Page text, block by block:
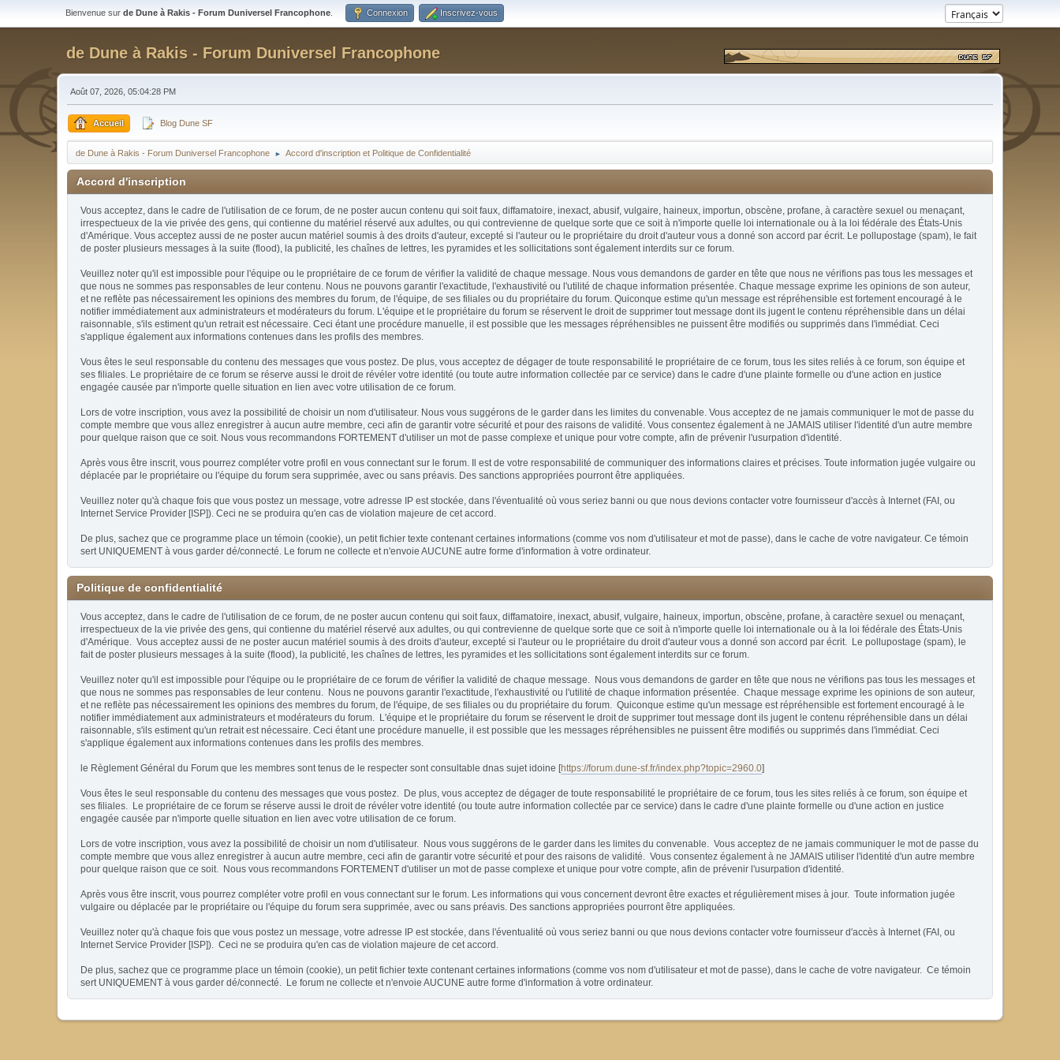
Bienvenue sur de Dune à Rakis - Forum Duniversel Francophone Connexion Inscrivez-vous
de Dune à Rakis - Forum Duniversel Francophone
Août 07, 2026, 05:04:28 PM
Accueil Blog Dune SF
de Dune à Rakis - Forum Duniversel Francophone ► Accord d'inscription et Politique de Confidentialité
Accord d'inscription
Vous acceptez, dans le cadre de l'utilisation de ce forum, de ne poster aucun contenu qui soit faux, diffamatoire, inexact, abusif, vulgaire, haineux, importun, obscène, profane, à caractère sexuel ou menaçant,
irrespectueux de la vie privée des gens, qui contienne du matériel réservé aux adultes, ou qui contrevienne de quelque sorte que ce soit à n'importe quelle loi internationale ou à la loi fédérale des États-Unis
d'Amérique. Vous acceptez aussi de ne poster aucun matériel soumis à des droits d'auteur, excepté si l'auteur ou le propriétaire du droit d'auteur vous a donné son accord par écrit. Le pollupostage (spam), le fait
de poster plusieurs messages à la suite (flood), la publicité, les chaînes de lettres, les pyramides et les sollicitations sont également interdits sur ce forum.
Veuillez noter qu'il est impossible pour l'équipe ou le propriétaire de ce forum de vérifier la validité de chaque message. Nous vous demandons de garder en tête que nous ne vérifions pas tous les messages et
que nous ne sommes pas responsables de leur contenu. Nous ne pouvons garantir l'exactitude, l'exhaustivité ou l'utilité de chaque information présentée. Chaque message exprime les opinions de son auteur,
et ne reflète pas nécessairement les opinions des membres du forum, de l'équipe, de ses filiales ou du propriétaire du forum. Quiconque estime qu'un message est répréhensible est fortement encouragé à le
notifier immédiatement aux administrateurs et modérateurs du forum. L'équipe et le propriétaire du forum se réservent le droit de supprimer tout message dont ils jugent le contenu répréhensible dans un délai
raisonnable, s'ils estiment qu'un retrait est nécessaire. Ceci étant une procédure manuelle, il est possible que les messages répréhensibles ne puissent être modifiés ou supprimés dans l'immédiat. Ceci
s'applique également aux informations contenues dans les profils des membres.
Vous êtes le seul responsable du contenu des messages que vous postez. De plus, vous acceptez de dégager de toute responsabilité le propriétaire de ce forum, tous les sites reliés à ce forum, son équipe et
ses filiales. Le propriétaire de ce forum se réserve aussi le droit de révéler votre identité (ou toute autre information collectée par ce service) dans le cadre d'une plainte formelle ou d'une action en justice
engagée causée par n'importe quelle situation en lien avec votre utilisation de ce forum.
Lors de votre inscription, vous avez la possibilité de choisir un nom d'utilisateur. Nous vous suggérons de le garder dans les limites du convenable. Vous acceptez de ne jamais communiquer le mot de passe du
compte membre que vous allez enregistrer à aucun autre membre, ceci afin de garantir votre sécurité et pour des raisons de validité. Vous consentez également à ne JAMAIS utiliser l'identité d'un autre membre
pour quelque raison que ce soit. Nous vous recommandons FORTEMENT d'utiliser un mot de passe complexe et unique pour votre compte, afin de prévenir l'usurpation d'identité.
Après vous être inscrit, vous pourrez compléter votre profil en vous connectant sur le forum. Il est de votre responsabilité de communiquer des informations claires et précises. Toute information jugée vulgaire ou
déplacée par le propriétaire ou l'équipe du forum sera supprimée, avec ou sans préavis. Des sanctions appropriées pourront être appliquées.
Veuillez noter qu'à chaque fois que vous postez un message, votre adresse IP est stockée, dans l'éventualité où vous seriez banni ou que nous devions contacter votre fournisseur d'accès à Internet (FAI, ou
Internet Service Provider [ISP]). Ceci ne se produira qu'en cas de violation majeure de cet accord.
De plus, sachez que ce programme place un témoin (cookie), un petit fichier texte contenant certaines informations (comme vos nom d'utilisateur et mot de passe), dans le cache de votre navigateur. Ce témoin
sert UNIQUEMENT à vous garder dé/connecté. Le forum ne collecte et n'envoie AUCUNE autre forme d'information à votre ordinateur.
Politique de confidentialité
Vous acceptez, dans le cadre de l'utilisation de ce forum, de ne poster aucun contenu qui soit faux, diffamatoire, inexact, abusif, vulgaire, haineux, importun, obscène, profane, à caractère sexuel ou menaçant,
irrespectueux de la vie privée des gens, qui contienne du matériel réservé aux adultes, ou qui contrevienne de quelque sorte que ce soit à n'importe quelle loi internationale ou à la loi fédérale des États-Unis
d'Amérique. Vous acceptez aussi de ne poster aucun matériel soumis à des droits d'auteur, excepté si l'auteur ou le propriétaire du droit d'auteur vous a donné son accord par écrit. Le pollupostage (spam), le
fait de poster plusieurs messages à la suite (flood), la publicité, les chaînes de lettres, les pyramides et les sollicitations sont également interdits sur ce forum.
Veuillez noter qu'il est impossible pour l'équipe ou le propriétaire de ce forum de vérifier la validité de chaque message. Nous vous demandons de garder en tête que nous ne vérifions pas tous les messages et
que nous ne sommes pas responsables de leur contenu. Nous ne pouvons garantir l'exactitude, l'exhaustivité ou l'utilité de chaque information présentée. Chaque message exprime les opinions de son auteur,
et ne reflète pas nécessairement les opinions des membres du forum, de l'équipe, de ses filiales ou du propriétaire du forum. Quiconque estime qu'un message est répréhensible est fortement encouragé à le
notifier immédiatement aux administrateurs et modérateurs du forum. L'équipe et le propriétaire du forum se réservent le droit de supprimer tout message dont ils jugent le contenu répréhensible dans un délai
raisonnable, s'ils estiment qu'un retrait est nécessaire. Ceci étant une procédure manuelle, il est possible que les messages répréhensibles ne puissent être modifiés ou supprimés dans l'immédiat. Ceci
s'applique également aux informations contenues dans les profils des membres.
le Règlement Général du Forum que les membres sont tenus de le respecter sont consultable dnas sujet idoine [https://forum.dune-sf.fr/index.php?topic=2960.0]
Vous êtes le seul responsable du contenu des messages que vous postez. De plus, vous acceptez de dégager de toute responsabilité le propriétaire de ce forum, tous les sites reliés à ce forum, son équipe et
ses filiales. Le propriétaire de ce forum se réserve aussi le droit de révéler votre identité (ou toute autre information collectée par ce service) dans le cadre d'une plainte formelle ou d'une action en justice
engagée causée par n'importe quelle situation en lien avec votre utilisation de ce forum.
Lors de votre inscription, vous avez la possibilité de choisir un nom d'utilisateur. Nous vous suggérons de le garder dans les limites du convenable. Vous acceptez de ne jamais communiquer le mot de passe du
compte membre que vous allez enregistrer à aucun autre membre, ceci afin de garantir votre sécurité et pour des raisons de validité. Vous consentez également à ne JAMAIS utiliser l'identité d'un autre membre
pour quelque raison que ce soit. Nous vous recommandons FORTEMENT d'utiliser un mot de passe complexe et unique pour votre compte, afin de prévenir l'usurpation d'identité.
Après vous être inscrit, vous pourrez compléter votre profil en vous connectant sur le forum. Les informations qui vous concernent devront être exactes et régulièrement mises à jour. Toute information jugée
vulgaire ou déplacée par le propriétaire ou l'équipe du forum sera supprimée, avec ou sans préavis. Des sanctions appropriées pourront être appliquées.
Veuillez noter qu'à chaque fois que vous postez un message, votre adresse IP est stockée, dans l'éventualité où vous seriez banni ou que nous devions contacter votre fournisseur d'accès à Internet (FAI, ou
Internet Service Provider [ISP]). Ceci ne se produira qu'en cas de violation majeure de cet accord.
De plus, sachez que ce programme place un témoin (cookie), un petit fichier texte contenant certaines informations (comme vos nom d'utilisateur et mot de passe), dans le cache de votre navigateur. Ce témoin
sert UNIQUEMENT à vous garder dé/connecté. Le forum ne collecte et n'envoie AUCUNE autre forme d'information à votre ordinateur.